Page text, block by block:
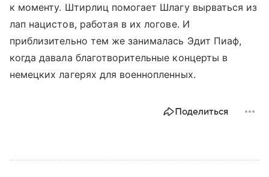
к моменту. Штирлиц помогает Шлагу вырваться из
лап нацистов, работая в их логове. И
приблизительно тем же занималась Эдит Пиаф,
когда давала благотворительные концерты в
немецких лагерях для военнопленных.
Поделиться